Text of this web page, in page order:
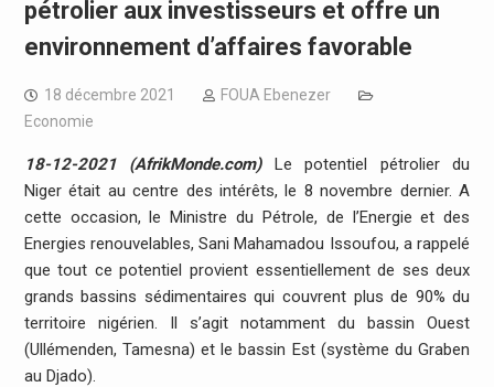
pétrolier aux investisseurs et offre un
environnement d’affaires favorable
18 décembre 2021
FOUA Ebenezer
Economie
18-12-2021 (AfrikMonde.com)Le potentiel pétrolier du
Niger était au centre des intérêts, le 8 novembre dernier. A
cette occasion, le Ministre du Pétrole, de l’Energie et des
Energies renouvelables, Sani Mahamadou Issoufou, a rappelé
que tout ce potentiel provient essentiellement de ses deux
grands bassins sédimentaires qui couvrent plus de 90% du
territoire nigérien. Il s’agit notamment du bassin Ouest
(Ullémenden, Tamesna) et le bassin Est (système du Graben
au Djado).